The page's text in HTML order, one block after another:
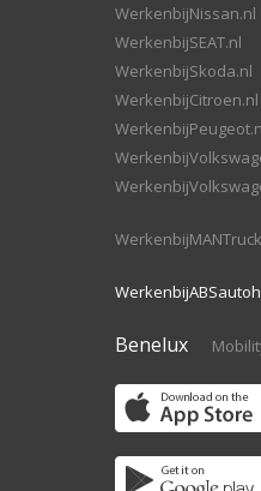
WerkenbijNissan.nl
WerkenbijSEAT.nl
WerkenbijSkoda.nl
WerkenbijCitroen.nl
Benelux